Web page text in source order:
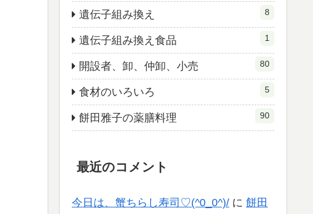
遺伝子組み換え 8
遺伝子組み換え食品 1
開設者、卸、仲卸、小売 80
食材のいろいろ 5
餅田雅子の薬膳料理 90
最近のコメント
今日は、蟹ちらし寿司♡(^0_0^)/ に 餅田